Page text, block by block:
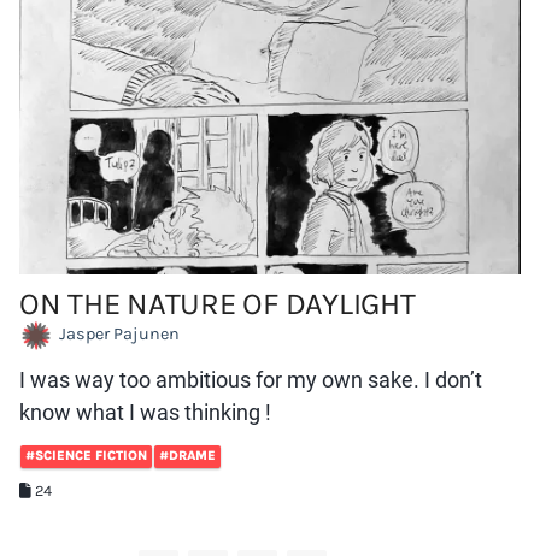
ON THE NATURE OF DAYLIGHT
Jasper Pajunen
I was way too ambitious for my own sake. I don’t
know what I was thinking !
#SCIENCE FICTION #DRAME
24